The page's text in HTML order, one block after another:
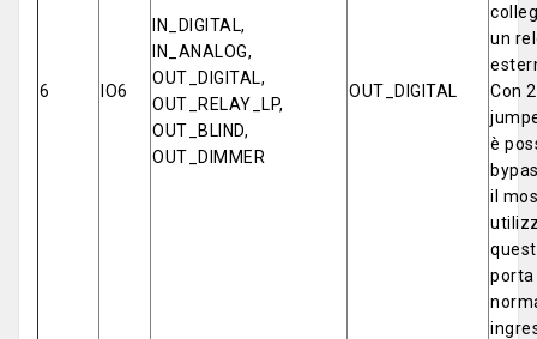
6 IO6
IN_DIGITAL,
IN_ANALOG,
OUT_DIGITAL,
OUT_RELAY_LP,
OUT_BLIND,
OUT_DIMMER
OUT_DIGITAL
un
Con 2
è
il
porta